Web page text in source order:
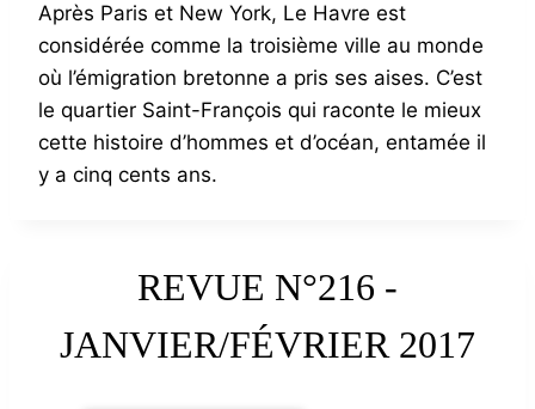
Après Paris et New York, Le Havre est
considérée comme la troisième ville au monde
où l’émigration bretonne a pris ses aises. C’est
le quartier Saint-François qui raconte le mieux
cette histoire d’hommes et d’océan, entamée il
y a cinq cents ans.
REVUE N°216 -
JANVIER/FÉVRIER 2017